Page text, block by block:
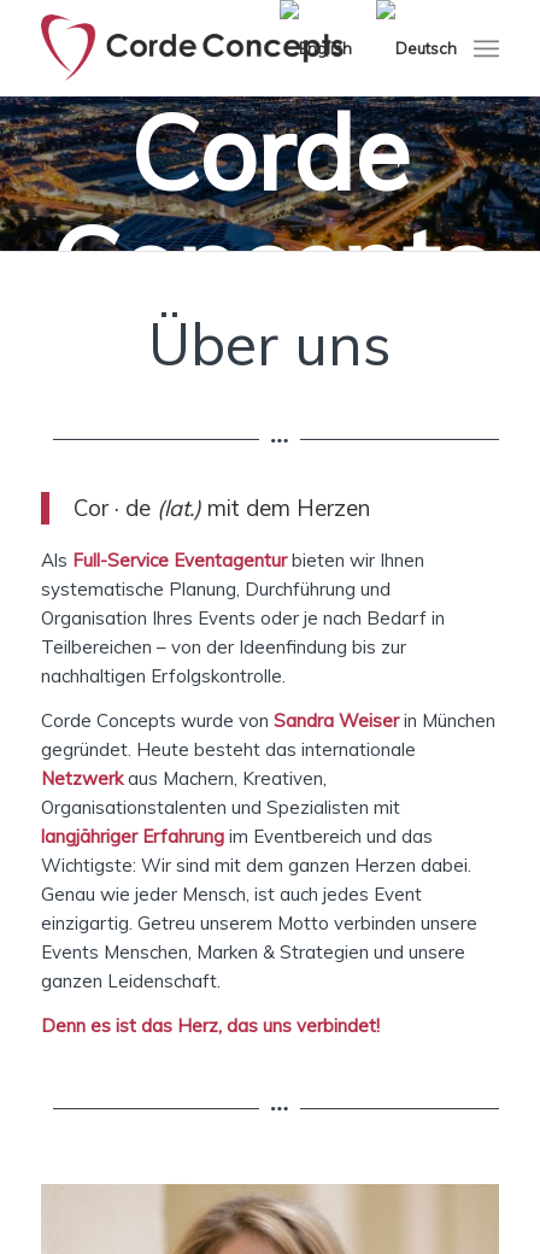
Corde
Concepts
Über uns
Cor · de (lat.)mit dem Herzen
Als Full-Service Eventagenturbieten wir Ihnen
systematische Planung, Durchführung und
Organisation Ihres Events oder je nach Bedarf in
Teilbereichen – von der Ideenfindung bis zur
nachhaltigen Erfolgskontrolle.
Corde Concepts wurde von Sandra Weiserin München
gegründet. Heute besteht das internationale
Netzwerkaus Machern, Kreativen,
Organisationstalenten und Spezialisten mit
langjähriger Erfahrungim Eventbereich und das
Wichtigste: Wir sind mit dem ganzen Herzen dabei.
Genau wie jeder Mensch, ist auch jedes Event
einzigartig. Getreu unserem Motto verbinden unsere
Events Menschen, Marken & Strategien und unsere
ganzen Leidenschaft.
Denn es ist das Herz, das uns verbindet!